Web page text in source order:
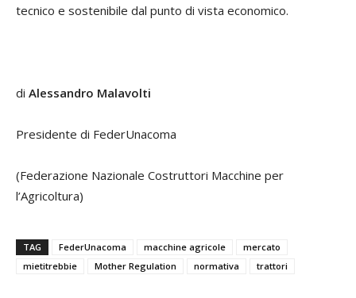
tecnico e sostenibile dal punto di vista economico.
di Alessandro Malavolti
Presidente di FederUnacoma
(Federazione Nazionale Costruttori Macchine per
l’Agricoltura)
TAG FederUnacoma macchine agricole
mercato
mietitrebbie
Mother Regulation normativa trattori